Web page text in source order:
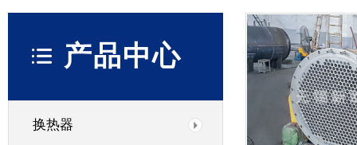
产品中心
换热器